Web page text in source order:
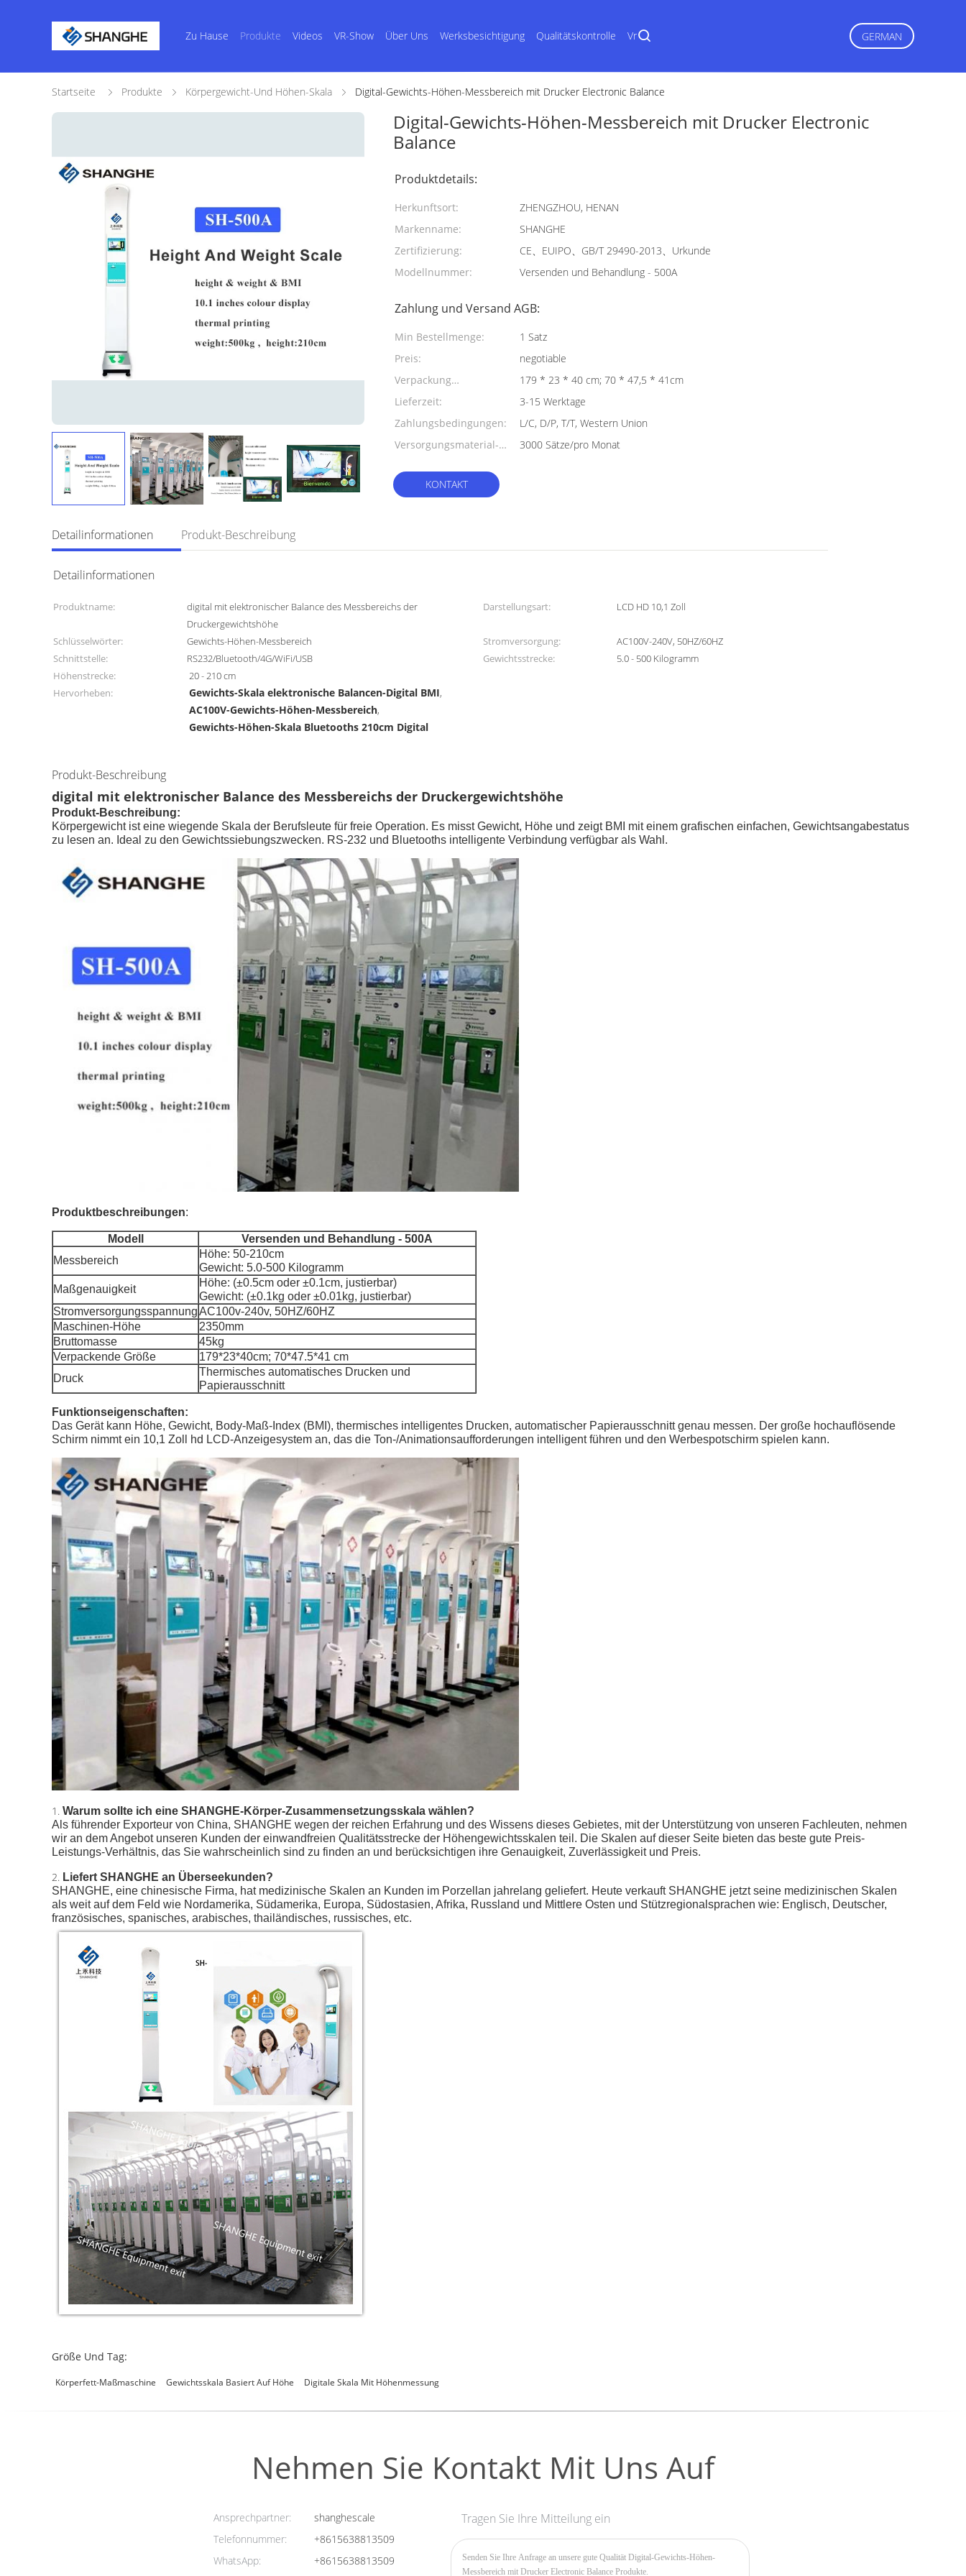
Zu Hause Produkte Videos VR-Show Über Uns Werksbesichtigung Qualitätskontrolle Vr GERMAN
Startseite Produkte Körpergewicht-Und Höhen-Skala Digital-Gewichts-Höhen-Messbereich mit Drucker Electronic Balance
Digital-Gewichts-Höhen-Messbereich mit Drucker Electronic
Balance
Produktdetails:
Herkunftsort:
ZHENGZHOU, HENAN
Markenname:
SHANGHE
Zertifizierung:
CE、EUIPO、GB/T 29490-2013、Urkunde
Modellnummer:
Versenden und Behandlung - 500A
Zahlung und Versand AGB:
Min Bestellmenge:
1 Satz
Preis:
negotiable
Verpackung
Informationen:
179 * 23 * 40 cm; 70 * 47,5 * 41cm
Lieferzeit:
3-15 Werktage
Zahlungsbedingungen:
L/C, D/P, T/T, Western Union
Versorgungsmaterial-
3000 Sätze/pro Monat
KONTAKT
Detailinformationen Produkt-Beschreibung
Detailinformationen
Produktname:
digital mit elektronischer Balance des Messbereichs der
Druckergewichtshöhe
Darstellungsart: LCD HD 10,1 Zoll
Schlüsselwörter: Gewichts-Höhen-Messbereich Stromversorgung:
AC100V-240V, 50HZ/60HZ
Schnittstelle:
RS232/Bluetooth/4G/WiFi/USB Gewichtsstrecke:
5.0 - 500 Kilogramm
Höhenstrecke:
20 - 210 cm
Hervorheben:
Gewichts-Skala elektronische Balancen-Digital BMI,
AC100V-Gewichts-Höhen-Messbereich,
Gewichts-Höhen-Skala Bluetooths 210cm Digital
Produkt-Beschreibung
digital mit elektronischer Balance des Messbereichs der Druckergewichtshöhe
Produkt-Beschreibung:
Körpergewicht ist eine wiegende Skala der Berufsleute für freie Operation. Es misst Gewicht, Höhe und zeigt BMI mit einem grafischen einfachen, Gewichtsangabestatus
zu lesen an. Ideal zu den Gewichtssiebungszwecken. RS-232 und Bluetooths intelligente Verbindung verfügbar als Wahl.
Produktbeschreibungen:
Modell
Versenden und Behandlung - 500A
Messbereich
Höhe: 50-210cm
Gewicht: 5.0-500 Kilogramm
Maßgenauigkeit
Höhe: (±0.5cm oder ±0.1cm, justierbar)
Gewicht: (±0.1kg oder ±0.01kg, justierbar)
StromversorgungsspannungAC100v-240v, 50HZ/60HZ
Maschinen-Höhe
2350mm
Bruttomasse
45kg
Verpackende Größe
179*23*40cm; 70*47.5*41 cm
Druck
Thermisches automatisches Drucken und
Papierausschnitt
Funktionseigenschaften:
Das Gerät kann Höhe, Gewicht, Body-Maß-Index (BMI), thermisches intelligentes Drucken, automatischer Papierausschnitt genau messen. Der große hochauflösende
Schirm nimmt ein 10,1 Zoll hd LCD-Anzeigesystem an, das die Ton-/Animationsaufforderungen intelligent führen und den Werbespotschirm spielen kann.
1. Warum sollte ich eine SHANGHE-Körper-Zusammensetzungsskala wählen?
Als führender Exporteur von China, SHANGHE wegen der reichen Erfahrung und des Wissens dieses Gebietes, mit der Unterstützung von unseren Fachleuten, nehmen
wir an dem Angebot unseren Kunden der einwandfreien Qualitätsstrecke der Höhengewichtsskalen teil. Die Skalen auf dieser Seite bieten das beste gute Preis-
Leistungs-Verhältnis, das Sie wahrscheinlich sind zu finden an und berücksichtigen ihre Genauigkeit, Zuverlässigkeit und Preis.
2. Liefert SHANGHE an Überseekunden?
SHANGHE, eine chinesische Firma, hat medizinische Skalen an Kunden im Porzellan jahrelang geliefert. Heute verkauft SHANGHE jetzt seine medizinischen Skalen
als weit auf dem Feld wie Nordamerika, Südamerika, Europa, Südostasien, Afrika, Russland und Mittlere Osten und Stützregionalsprachen wie: Englisch, Deutscher,
französisches, spanisches, arabisches, thailändisches, russisches, etc.
Größe Und Tag:
Körperfett-Maßmaschine Gewichtsskala Basiert Auf Höhe Digitale Skala Mit Höhenmessung
Nehmen Sie Kontakt Mit Uns Auf
Ansprechpartner:
shanghescale
Telefonnummer:
+8615638813509
WhatsApp:
+8615638813509
Tragen Sie Ihre Mitteilung ein